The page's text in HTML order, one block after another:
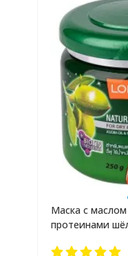
Маска с
протеинами